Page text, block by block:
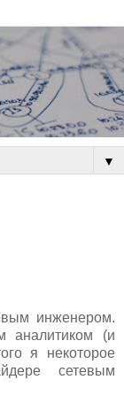
▼
инженером.
аналитиком (и
я некоторое
сетевым